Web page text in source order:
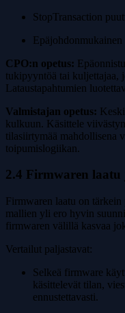
StopTransaction
CPO:n opetus:
tukipyyntöä tai kuljettajaa,
Lataustapahtumien
Valmistajan opetus:
kulkuun. Käsittele
tilasiirtymää mahdollisena
toipumislogiikan.
2.4 Firmwaren
Firmwaren laatu on
mallien yli ero hyvin
firmwaren välillä kasvaa
Vertailut paljastavat:
Selkeä firmware
käsittelevät tilan,
ennustettavasti.